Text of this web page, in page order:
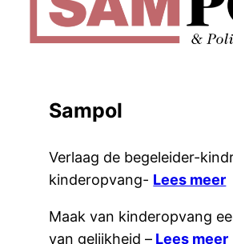
Sampol
Verlaag de begeleider-
kinderopvang- Lees meer
Maak van kinderopvang
van gelijkheid – Lees meer